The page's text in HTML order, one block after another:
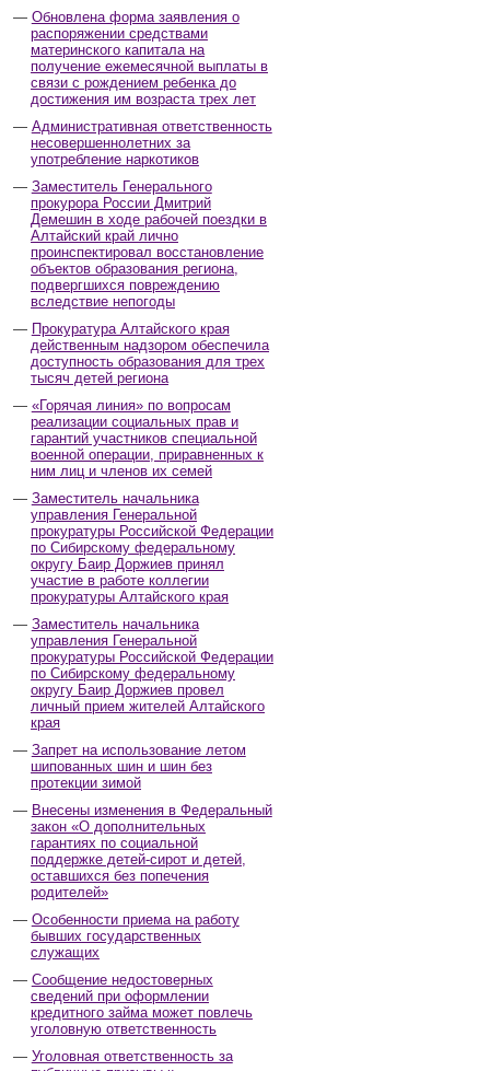
Обновлена форма заявления о
распоряжении средствами
материнского капитала на
получение ежемесячной выплаты в
связи с рождением ребенка до
достижения им возраста трех лет
Административная ответственность
несовершеннолетних за
употребление наркотиков
Заместитель Генерального
прокурора России Дмитрий
Демешин в ходе рабочей поездки в
Алтайский край лично
проинспектировал восстановление
объектов образования региона,
подвергшихся повреждению
вследствие непогоды
Прокуратура Алтайского края
действенным надзором обеспечила
доступность образования для трех
тысяч детей региона
«Горячая линия» по вопросам
реализации социальных прав и
гарантий участников специальной
военной операции, приравненных к
ним лиц и членов их семей
Заместитель начальника
управления Генеральной
прокуратуры Российской Федерации
по Сибирскому федеральному
округу Баир Доржиев принял
участие в работе коллегии
прокуратуры Алтайского края
Заместитель начальника
управления Генеральной
прокуратуры Российской Федерации
по Сибирскому федеральному
округу Баир Доржиев провел
личный прием жителей Алтайского
края
Запрет на использование летом
шипованных шин и шин без
протекции зимой
Внесены изменения в Федеральный
закон «О дополнительных
гарантиях по социальной
поддержке детей-сирот и детей,
оставшихся без попечения
родителей»
Особенности приема на работу
бывших государственных
служащих
Сообщение недостоверных
сведений при оформлении
кредитного займа может повлечь
уголовную ответственность
Уголовная ответственность за